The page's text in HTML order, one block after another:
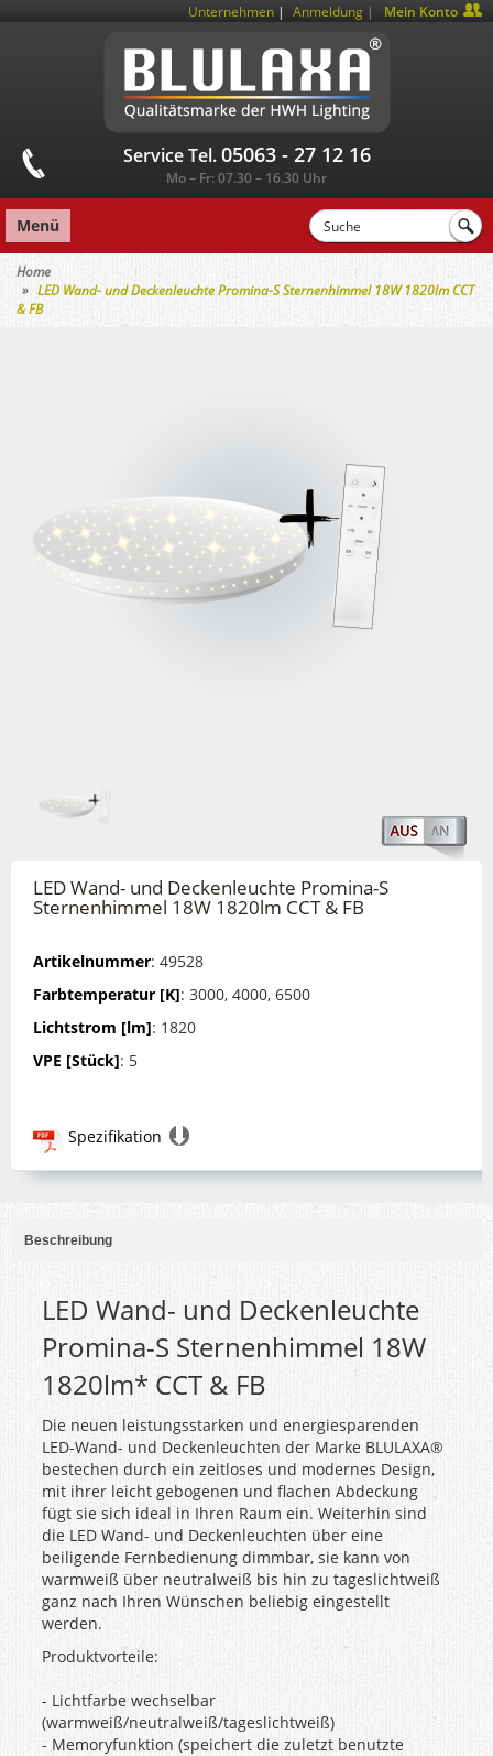
Unternehmen Anmeldung |
Mein Konto
Service Tel. 05063 - 27 12 16
Mo – Fr: 07.30 – 16.30 Uhr
Menü
Home
LED Wand- und Deckenleuchte Promina-S Sternenhimmel 18W 1820lm CCT
& FB
LED Wand- und Deckenleuchte Promina-S
Sternenhimmel 18W 1820lm CCT & FB
Artikelnummer: 49528
Farbtemperatur [K]: 3000, 4000, 6500
Lichtstrom [lm]: 1820
VPE [Stück]: 5
Spezifikation
Beschreibung
LED Wand- und Deckenleuchte
Promina-S Sternenhimmel 18W
1820lm* CCT & FB
Die neuen leistungsstarken und energiesparenden
LED-Wand- und Deckenleuchten der Marke BLULAXA®
bestechen durch ein zeitloses und modernes Design,
mit ihrer leicht gebogenen und flachen Abdeckung
fügt sie sich ideal in Ihren Raum ein. Weiterhin sind
die LED Wand- und Deckenleuchten über eine
beiligende Fernbedienung dimmbar, sie kann von
warmweiß über neutralweiß bis hin zu tageslichtweiß
ganz nach Ihren Wünschen beliebig eingestellt
werden.
Produktvorteile:
- Lichtfarbe wechselbar
(warmweiß/neutralweiß/tageslichtweiß)
- Memoryfunktion (speichert die zuletzt benutzte